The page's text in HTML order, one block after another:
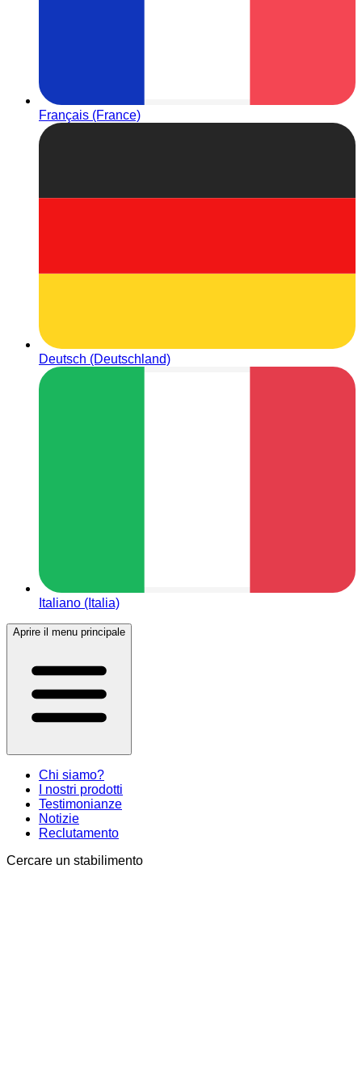
Français (France)
Deutsch (Deutschland)
Italiano (Italia)
Aprire il menu principale
Chi siamo?
I nostri prodotti
Testimonianze
Notizie
Reclutamento
Cercare un stabilimento